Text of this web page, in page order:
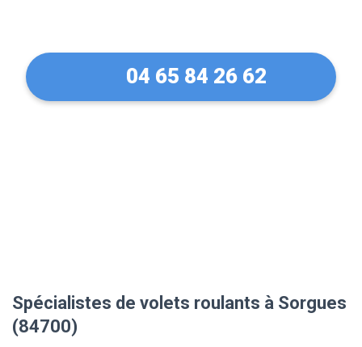
04 65 84 26 62
Spécialistes de volets roulants à Sorgues
(84700)